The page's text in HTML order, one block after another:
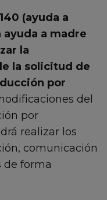
(ayuda a
ayuda a madre
la
la solicitud de
por
del
por
realizar los
comunicación
de forma